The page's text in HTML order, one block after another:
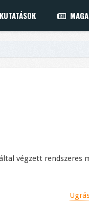
KUTATÁSOK
végzett rendszeres